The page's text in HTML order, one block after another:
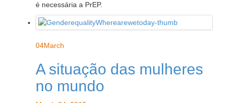
é necessária a PrEP.
04March
A situação das mulheres
no mundo